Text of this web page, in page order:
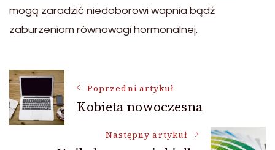
mogą zaradzić niedoborowi wapnia bądź
zaburzeniom równowagi hormonalnej.
Nawigacja
wpisu
Poprzedni artykuł
Kobieta nowoczesna
Następny artykuł